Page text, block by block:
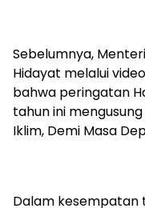
Sebelumnya,
Hidayat melalui
bahwa peringatan
tahun ini
Iklim, Demi Masa
Dalam kesempatan